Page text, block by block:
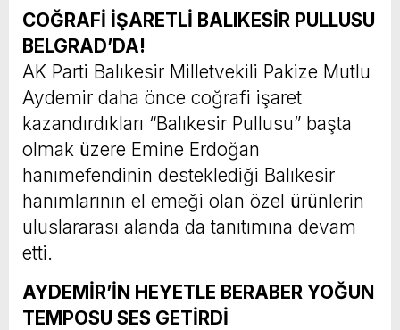
COĞRAFİ İŞARETLİ BALIKESİR PULLUSU
BELGRAD’DA!
AK Parti Balıkesir Milletvekili Pakize Mutlu
Aydemir daha önce coğrafi işaret
kazandırdıkları “Balıkesir Pullusu” başta
olmak üzere Emine Erdoğan
hanımefendinin desteklediği Balıkesir
hanımlarının el emeği olan özel ürünlerin
uluslararası alanda da tanıtımına devam
etti.
AYDEMİR’İN HEYETLE BERABER YOĞUN
TEMPOSU SES GETİRDİ